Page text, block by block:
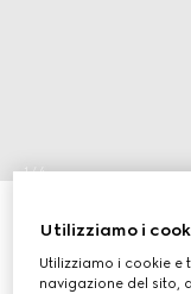
1/4
Utilizziamo i
Utilizziamo i cookie e
navigazione del sito,